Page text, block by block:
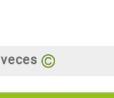
veces